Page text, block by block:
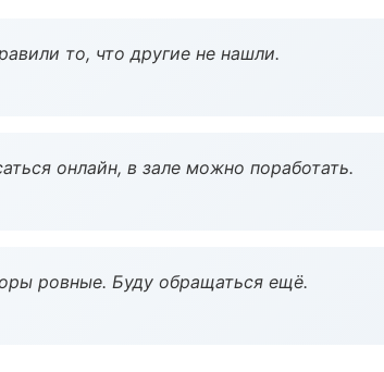
то, что другие не нашли.
онлайн, в зале можно поработать.
ровные. Буду обращаться ещё.